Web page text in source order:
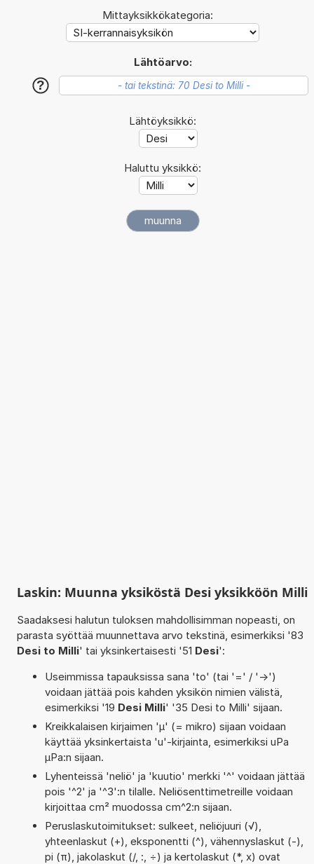
Mittayksikkökategoria:
Lähtöarvo:
?
Lähtöyksikkö:
Haluttu yksikkö:
Laskin: Muunna yksiköstä Desi yksikköön Milli
Saadaksesi halutun tuloksen mahdollisimman nopeasti, on
parasta syöttää muunnettava arvo tekstinä, esimerkiksi '83
Desi to Milli' tai yksinkertaisesti '51 Desi':
Useimmissa tapauksissa sana 'to' (tai '=' / '->')
voidaan jättää pois kahden yksikön nimien välistä,
esimerkiksi '19 Desi Milli' '35 Desi to Milli' sijaan.
Kreikkalaisen kirjaimen 'µ' (= mikro) sijaan voidaan
käyttää yksinkertaista 'u'-kirjainta, esimerkiksi uPa
µPa:n sijaan.
Lyhenteissä 'neliö' ja 'kuutio' merkki '^' voidaan jättää
pois '^2' ja '^3':n tilalle. Neliösenttimetreille voidaan
kirjoittaa cm² muodossa cm^2:n sijaan.
Peruslaskutoimitukset: sulkeet, neliöjuuri (√),
yhteenlaskut (+), eksponentti (^), vähennyslaskut (-),
pi (π), jakolaskut (/, :, ÷) ja kertolaskut (*, x) ovat